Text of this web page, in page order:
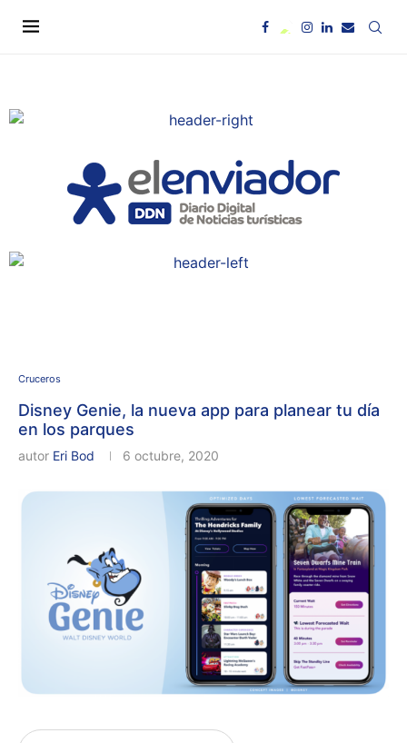
Cruceros
Disney Genie, la nueva app para planear tu día
en los parques
autor Eri Bod 6 octubre, 2020